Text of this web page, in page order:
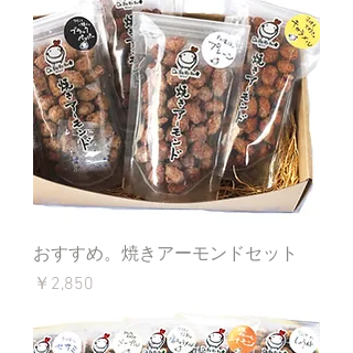
おすすめ。焼きアーモンドセット
価格
￥2,850